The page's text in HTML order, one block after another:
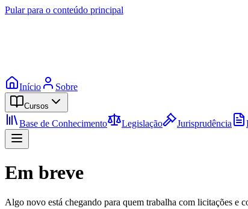
Pular para o conteúdo principal
Início Sobre
Cursos
Base de Conhecimento Legislação Jurisprudência
Em breve
Algo novo está chegando para quem trabalha com licitações e